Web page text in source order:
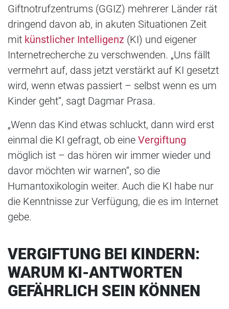
Giftnotrufzentrums (GGIZ) mehrerer Länder rät
dringend davon ab, in akuten Situationen Zeit
mit künstlicher Intelligenz (KI) und eigener
Internetrecherche zu verschwenden. „Uns fällt
vermehrt auf, dass jetzt verstärkt auf KI gesetzt
wird, wenn etwas passiert – selbst wenn es um
Kinder geht“, sagt Dagmar Prasa.
„Wenn das Kind etwas schluckt, dann wird erst
einmal die KI gefragt, ob eine Vergiftung
möglich ist – das hören wir immer wieder und
davor möchten wir warnen“, so die
Humantoxikologin weiter. Auch die KI habe nur
die Kenntnisse zur Verfügung, die es im Internet
gebe.
VERGIFTUNG BEI KINDERN:
WARUM KI-ANTWORTEN
GEFÄHRLICH SEIN KÖNNEN